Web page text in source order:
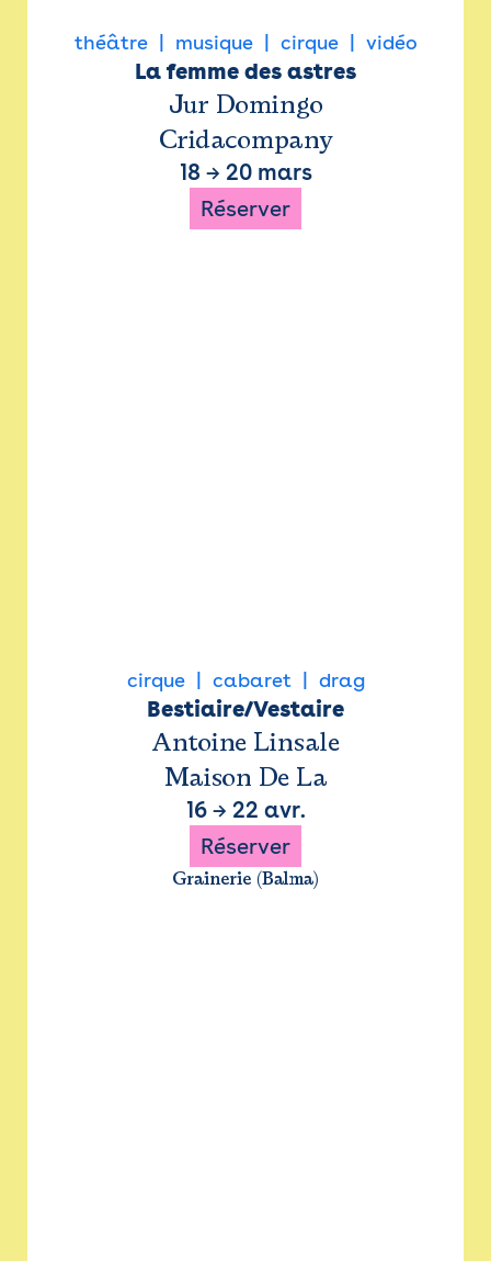
théâtre musique cirque vidéo
La femme des astres
Jur Domingo
Cridacompany
18 → 20 mars
Réserver
cirque cabaret drag
Bestiaire/Vestaire
Antoine Linsale
Maison De La
16→ 22 avr.
Réserver
Grainerie (Balma)